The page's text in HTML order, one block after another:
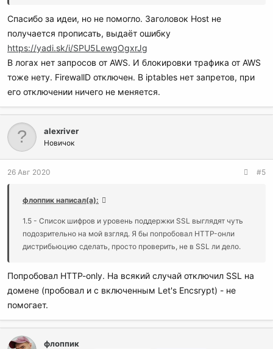
Спасибо за идеи, но не помогло. Заголовок Host не
получается прописать, выдаёт ошибку
https://yadi.sk/i/SPU5LewgOgxrJg
В логах нет запросов от AWS. И блокировки трафика от AWS
тоже нету. FirewallD отключен. В iptables нет запретов, при
его отключении ничего не меняется.
alexriver
Новичок
26 Авг 2020 #5
флоппик написал(а):
1.5 - Список шифров и уровень поддержки SSL выглядят чуть
подозрительно на мой взгляд. Я бы попробовал HTTP-онли
дистрибьюцию сделать, просто проверить, не в SSL ли дело.
Попробовал HTTP-only. На всякий случай отключил SSL на
домене (пробовал и с включенным Let's Encsrypt) - не
помогает.
флоппик